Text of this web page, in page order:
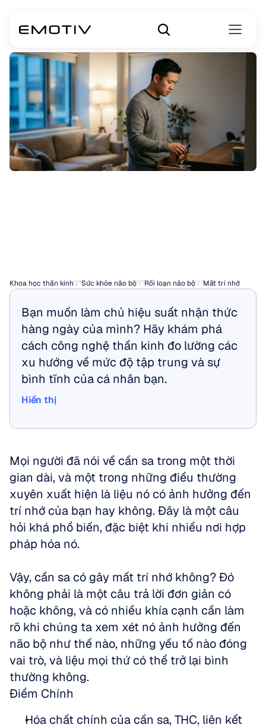
Khoa học thần kinh"/"Sức khỏe não bộ"/"Rối loạn não bộ"/"Mất trí nhớ
Bạn muốn làm chủ hiệu suất nhận thức
hàng ngày của mình? Hãy khám phá
cách công nghệ thần kinh đo lường các
xu hướng về mức độ tập trung và sự
bình tĩnh của cá nhân bạn.
Hiển thị
Mọi người đã nói về cần sa trong một thời
gian dài, và một trong những điều thường
xuyên xuất hiện là liệu nó có ảnh hưởng đến
trí nhớ của bạn hay không. Đây là một câu
hỏi khá phổ biến, đặc biệt khi nhiều nơi hợp
pháp hóa nó.
Vậy, cần sa có gây mất trí nhớ không? Đó
không phải là một câu trả lời đơn giản có
hoặc không, và có nhiều khía cạnh cần làm
rõ khi chúng ta xem xét nó ảnh hưởng đến
não bộ như thế nào, những yếu tố nào đóng
vai trò, và liệu mọi thứ có thể trở lại bình
thường không.
Điểm Chính
Hóa chất chính của cần sa, THC, liên kết